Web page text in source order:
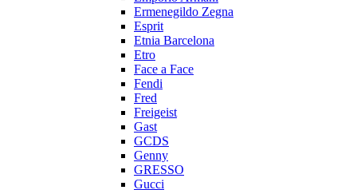
Ermenegildo Zegna
Esprit
Etnia Barcelona
Etro
Face a Face
Fendi
Fred
Freigeist
Gast
GCDS
Genny
GRESSO
Gucci